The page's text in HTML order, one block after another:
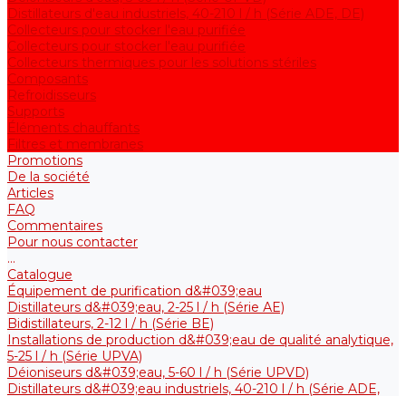
Distillateurs d'eau industriels, 40-210 l / h (Série ADE, DE)
Collecteurs pour stocker l'eau purifiée
Collecteurs pour stocker l'eau purifiée
Collecteurs thermiques pour les solutions stériles
Composants
Refroidisseurs
Supports
Éléments chauffants
Filtres et membranes
Promotions
De la société
Articles
FAQ
Commentaires
Pour nous contacter
...
Catalogue
Équipement de purification d&#039;eau
Distillateurs d&#039;eau, 2-25 l / h (Série АE)
Bidistillateurs, 2-12 l / h (Série BE)
Installations de production d&#039;eau de qualité analytique,
5-25 l / h (Série UPVA)
Déioniseurs d&#039;eau, 5-60 l / h (Série UPVD)
Distillateurs d&#039;eau industriels, 40-210 l / h (Série ADE,